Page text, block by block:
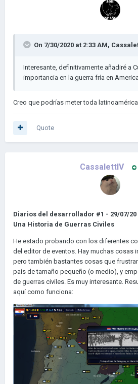
On 7/30/2020 at 2:33 AM,
Interesante, definitivamente añadiré a
importancia en la guerra fría en America
Creo que podrías meter toda
Quote
CassalettIV
Diarios del desarrollador #1 - 29/07/20
Una Historia de Guerras Civiles
He estado probando con los diferentes
del editor de eventos. Hay muchas cosas
pero también bastantes cosas que
país de tamaño pequeño (o medio), y
de guerras civiles. Es muy interesante.
aquí como funciona: